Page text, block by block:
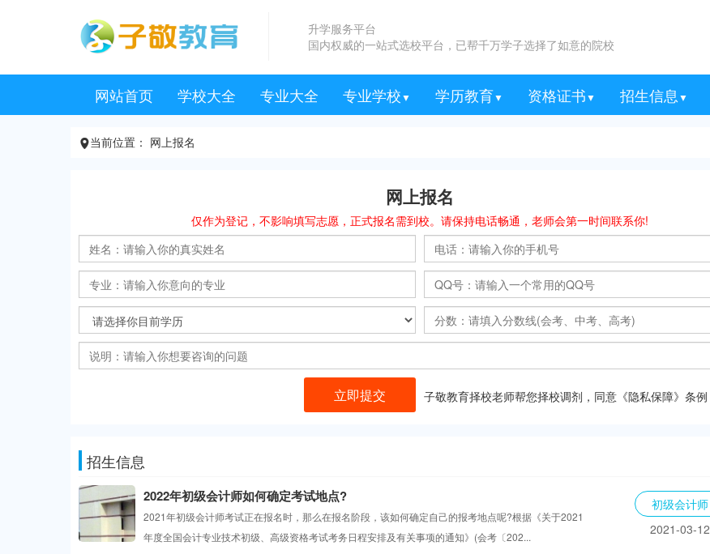
升学服务平台
国内权威的一站式选校平台，已帮千万学子选择了如意的院校
网站首页 学校大全 专业大全 专业学校▼ 学历教育▼ 资格证书▼ 招生信息 ▼
当前位置： 网上报名
网上报名
仅作为登记，不影响填写志愿，正式报名需到校。请保持电话畅通，老师会第一时间联系你!
立即提交 子敬教育择校老师帮您择校调剂，同意《隐私保障》条例
招生信息
2022年初级会计师如何确定考试地点?
2021年初级会计师考试正在报名时，那么在报名阶段，该如何确定自己的报考地点呢?根据《关于2021
年度全国会计专业技术初级、高级资格考试考务日程安排及有关事项的通知》(会考〔202...
初级会计师
2021-03-12